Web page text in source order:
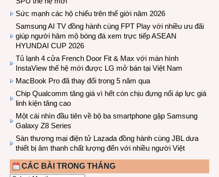
Sức mạnh các hộ chiếu trên thế giới năm 2026
Samsung AI TV đồng hành cùng FPT Play với nhiều ưu đãi
giúp người hâm mộ bóng đá xem trực tiếp ASEAN
HYUNDAI CUP 2026
Tủ lạnh 4 cửa French Door Fit & Max với màn hình
InstaView thế hệ mới được LG mở bán tại Việt Nam
MacBook Pro đã thay đổi trong 5 năm qua
Chip Qualcomm tăng giá vì hết còn chịu đựng nổi áp lực giá
linh kiện tăng cao
Một cái nhìn đầu tiên về bộ ba smartphone gập Samsung
Galaxy Z8 Series
Sàn thương mại điện tử Lazada đồng hành cùng JBL dưa
thiết bị âm thanh chất lượng đến với nhiều người Việt
CÁC BÀI TRONG THÁNG